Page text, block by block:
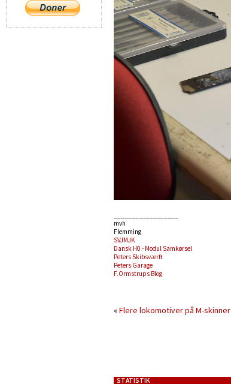
mvh
Flemming
SVJMJK
Dansk H0 - Modul Samkørsel
Peters Skibsværft
Peters Garage
F.Ormstrups Blog
«Flere lokomotiver på M-skinner
STATISTIK